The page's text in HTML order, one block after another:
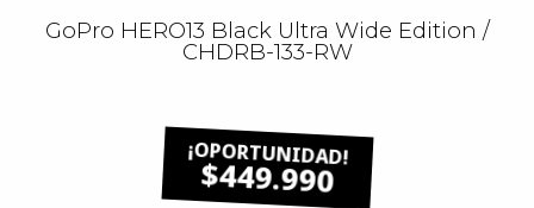
GoPro HERO13 Black Ultra Wide Edition /
CHDRB-133-RW
$449.990